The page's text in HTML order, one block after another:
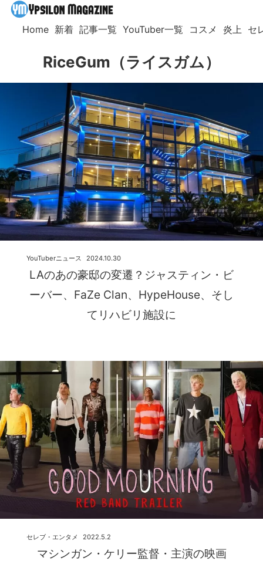
Home 新着 記事一覧 YouTuber一覧 コスメ 炎上 セ
RiceGum（ライスガム）
LAのあの豪邸の変遷？ジャスティン・ビ
ーバー、FaZe Clan、HypeHouse、そし
てリハビリ施設に
2024.10.30
YouTuberニュース
マシンガン・ケリー監督・主演の映画
2022.5.2
セレブ・エンタメ